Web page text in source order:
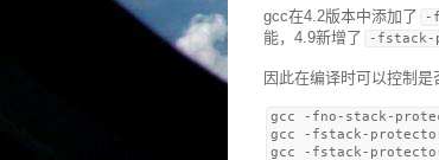
gcc在4.2版本中添加了 -
能，4.9新增了
-fstack-
因此在编译时可以控制是
gcc -fno-stack-
gcc -fstack-protector -